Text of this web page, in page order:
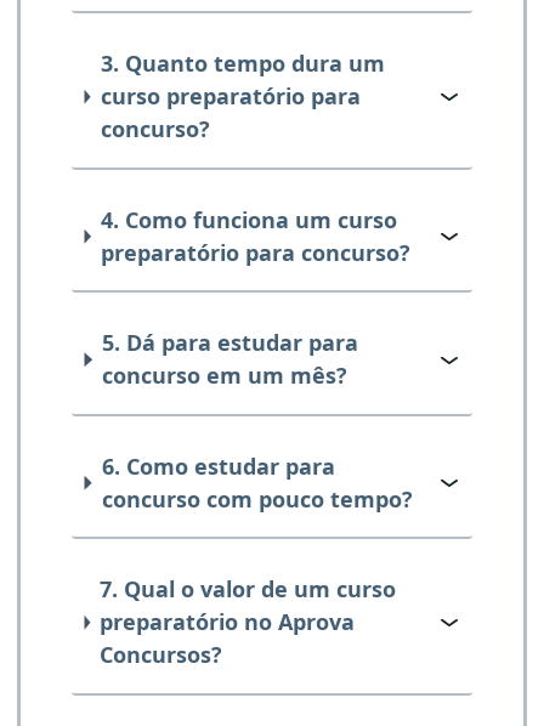
3. Quanto tempo dura um
curso preparatório para
concurso?
4. Como funciona um curso
preparatório para concurso?
5. Dá para estudar para
concurso em um mês?
6. Como estudar para
concurso com pouco tempo?
7. Qual o valor de um curso
preparatório no Aprova
Concursos?